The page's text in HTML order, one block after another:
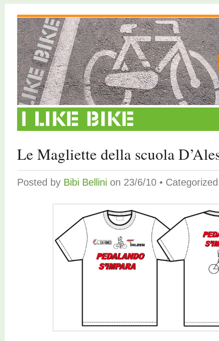
Le Magliette della scuola
Posted by Bibi Bellini on 23/6/10 •